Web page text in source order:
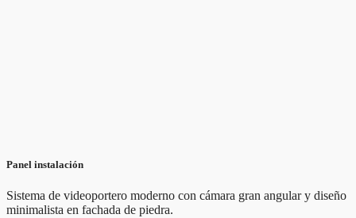
Panel instalación
Sistema de videoportero moderno con cámara gran angular y diseño
minimalista en fachada de piedra.